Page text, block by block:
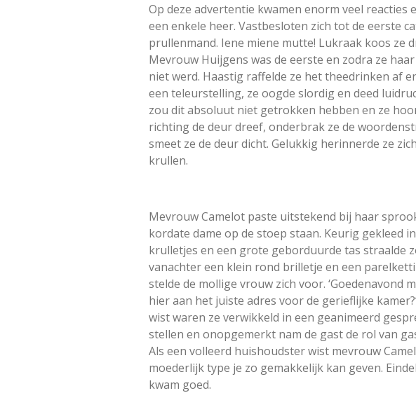
Op deze advertentie kwamen enorm veel
een enkele heer. Vastbesloten zich tot de eerste
prullenmand. Iene miene mutte! Lukraak koos ze
Mevrouw Huijgens was de eerste en zodra ze
niet werd. Haastig raffelde ze het theedrinken af
een teleurstelling, ze oogde slordig en deed
zou dit absoluut niet getrokken hebben en ze
richting de deur dreef, onderbrak ze de
smeet ze de deur dicht. Gelukkig herinnerde ze
krullen.
Mevrouw Camelot paste uitstekend bij haar
kordate dame op de stoep staan. Keurig gekleed
krulletjes en een grote geborduurde tas straalde
vanachter een klein rond brilletje en een
stelde de mollige vrouw zich voor. ‘Goedenavond
hier aan het juiste adres voor de gerieflijke
wist waren ze verwikkeld in een geanimeerd
stellen en onopgemerkt nam de gast de rol van
Als een volleerd huishoudster wist mevrouw
moederlijk type je zo gemakkelijk kan geven.
kwam goed.